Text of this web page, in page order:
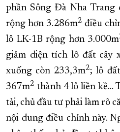
phần Sông Đà Nha Trang
rộng hơn 3.286m2 điều
lô LK-1B rộng hơn 3.000m
giảm diện tích lô đất cây
xuống còn 233,3m2; lô
367m2 thành 4 lô liền kề…
tải, chủ đầu tư phải làm rõ
nội dung điều chỉnh này.